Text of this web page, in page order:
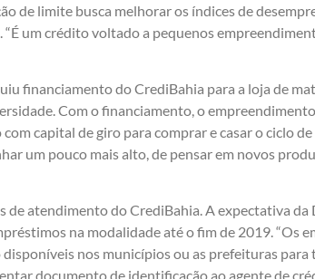
de limite busca melhorar os índices de
um crédito voltado a pequenos
financiamento do CrediBahia para a loja de
Com o financiamento, o empreendimento
capital de giro para comprar e casar o ciclo
um pouco mais alto, de pensar em novos
atendimento do CrediBahia. A expectativa da
na modalidade até o fim de 2019. “Os
nos municípios ou as prefeituras para
documento de identificação ao agente de